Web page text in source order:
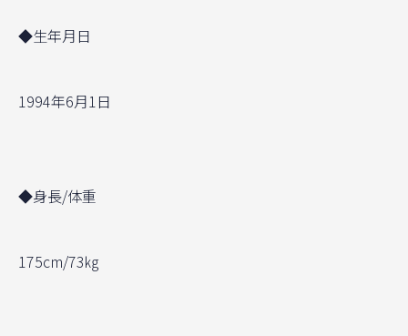
◆生年月日
1994年6月1日
◆身長/体重
175cm/73㎏